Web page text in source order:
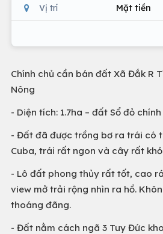
Vị trí Mặt tiền
Chính chủ cần bán đất Xã Đắk R
Nông
- Diện tích: 1.7ha – đất Sổ đỏ
- Đất đã được trồng bơ ra trái có
Cuba, trái rất ngon và cây rất
- Lô đất phong thủy rất tốt, cao
view mở trải rộng nhìn ra hồ.
thoáng đãng.
- Đất nằm cách ngã 3 Tuy Đức